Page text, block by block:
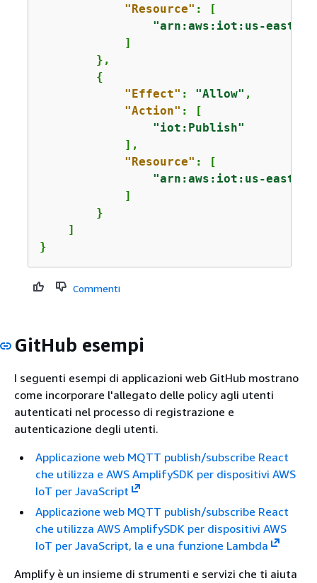
"Resource" : [
"arn:aws:iot:us-east-
            ]
        },
{
"Effect" : "Allow" ,
"Action" : [
"iot:Publish"
            ],
"Resource" : [
"arn:aws:iot:us-east-
            ]
        }
    ]
}
Commenti
GitHub esempi
I seguenti esempi di applicazioni web GitHub mostrano
come incorporare l'allegato delle policy agli utenti
autenticati nel processo di registrazione e
autenticazione degli utenti.
Applicazione web MQTT publish/subscribe React
che utilizza e AWS AmplifySDK per dispositivi AWS
IoT per JavaScript
Applicazione web MQTT publish/subscribe React
che utilizza AWS AmplifySDK per dispositivi AWS
IoT per JavaScript, la e una funzione Lambda
Amplify è un insieme di strumenti e servizi che ti aiuta